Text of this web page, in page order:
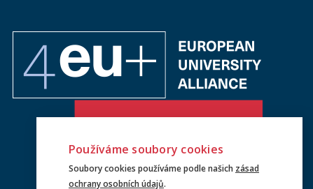
Používáme soubory cookies
Soubory cookies používáme podle našich zásad
ochrany osobních údajů.